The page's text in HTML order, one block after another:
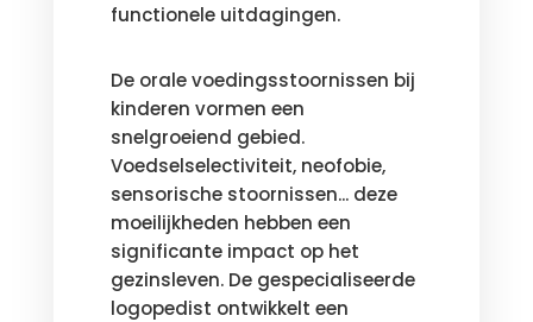
functionele uitdagingen.
De orale voedingsstoornissen bij
kinderen vormen een
snelgroeiend gebied.
Voedselselectiviteit, neofobie,
sensorische stoornissen... deze
moeilijkheden hebben een
significante impact op het
gezinsleven. De gespecialiseerde
logopedist ontwikkelt een